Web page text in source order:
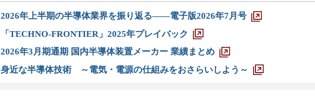
2026年上半期の半導体業界を振り返る――電子版2026年7月号
「TECHNO-FRONTIER」2025年プレイバック
2026年3月期通期 国内半導体装置メーカー 業績まとめ
身近な半導体技術 ～電気・電源の仕組みをおさらいしよう～